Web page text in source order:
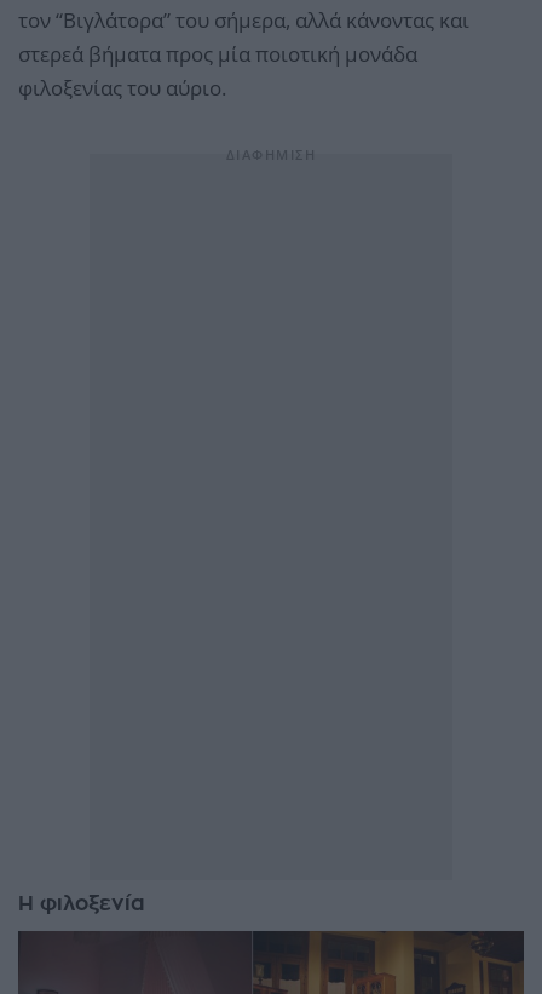
τον “Βιγλάτορα” του σήμερα, αλλά κάνοντας και
στερεά βήματα προς μία ποιοτική μονάδα
φιλοξενίας του αύριο.
Η φιλοξενία